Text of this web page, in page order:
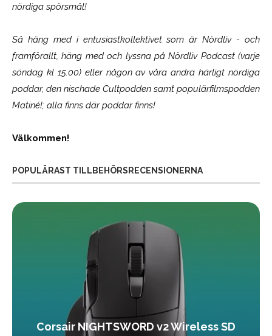
nördiga spörsmål!
Så häng med i entusiastkollektivet som ärNördliv- och
framförallt, häng med och lyssna på Nördliv Podcast (varje
söndag kl 15.00) eller någon av våra andra härligt nördiga
poddar, den nischade Cultpodden samt populärfilmspodden
Matiné!; alla finns där poddar finns!
Välkommen!
POPULÄRAST TILLBEHÖRSRECENSIONERNA
Corsair NIGHTSWORD v2 Wireless SD